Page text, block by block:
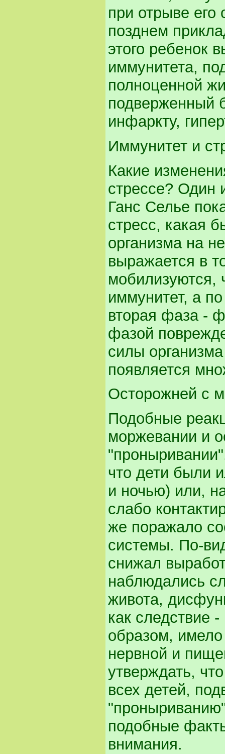
при отрыве его
позднем
этого ребенок
иммунитета,
полноценной
подверженный
инфаркту,
Иммунитет и
Какие
стрессе? Один
Ганс Селье
стресс, какая
организма на
выражается в
мобилизуются,
иммунитет, а
вторая фаза -
фазой
силы
появляется
Осторожней с
Подобные
моржевании и
что дети были
и ночью) или,
слабо
же поражало
системы. По-
снижал
наблюдались
живота,
как следствие
образом,
нервной и
утверждать,
всех детей,
подобные
внимания.